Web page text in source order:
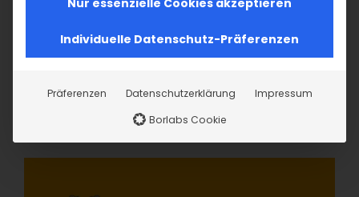
Individuelle Datenschutz-Präferenzen
Präferenzen Datenschutzerklärung
Impressum
Borlabs Cookie